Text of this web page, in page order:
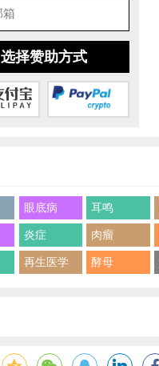
选择赞助方式
眼底病 耳鸣
炎症 肉瘤
再生医学 酵母